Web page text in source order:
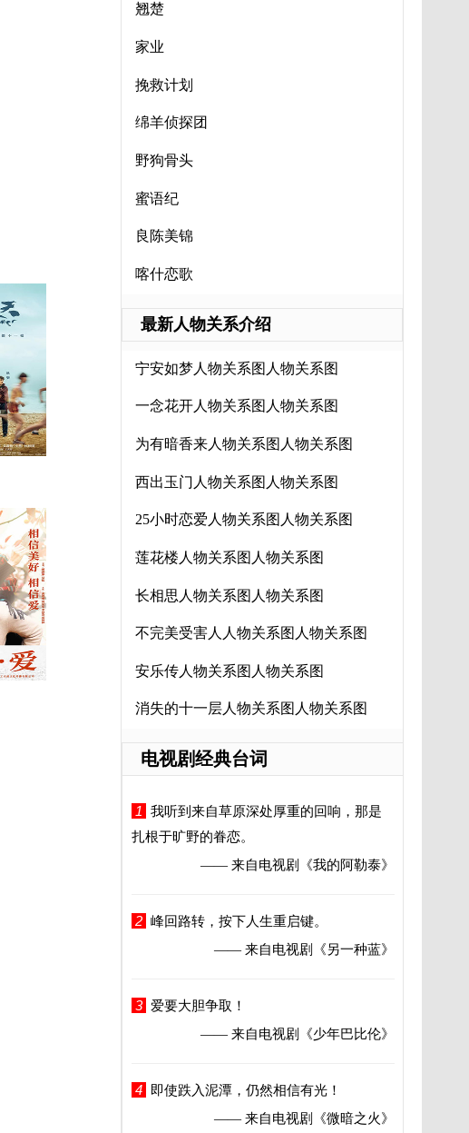
翘楚
家业
挽救计划
绵羊侦探团
野狗骨头
蜜语纪
良陈美锦
喀什恋歌
最新人物关系介绍
宁安如梦人物关系图人物关系图
一念花开人物关系图人物关系图
为有暗香来人物关系图人物关系图
西出玉门人物关系图人物关系图
25小时恋爱人物关系图人物关系图
莲花楼人物关系图人物关系图
长相思人物关系图人物关系图
不完美受害人人物关系图人物关系图
安乐传人物关系图人物关系图
消失的十一层人物关系图人物关系图
电视剧经典台词
1
我听到来自草原深处厚重的回响，那是
扎根于旷野的眷恋。
—— 来自电视剧
《我的阿勒泰》
2 峰回路转，按下人生重启键。
—— 来自电视剧
《另一种蓝》
3
爱要大胆争取！
—— 来自电视剧
《少年巴比伦》
4
即使跌入泥潭，仍然相信有光！
—— 来自电视剧
《微暗之火》